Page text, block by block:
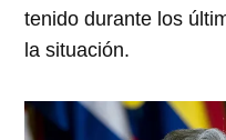
tenido durante los
la situación.